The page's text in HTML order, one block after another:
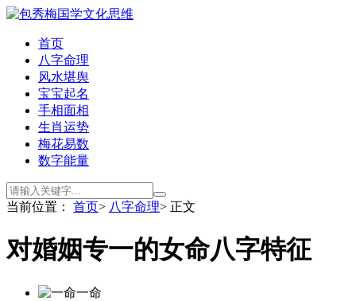
首页
八字命理
风水堪舆
宝宝起名
手相面相
生肖运势
梅花易数
数字能量
当前位置： 首页> 八字命理> 正文
对婚姻专一的女命八字特征
一命